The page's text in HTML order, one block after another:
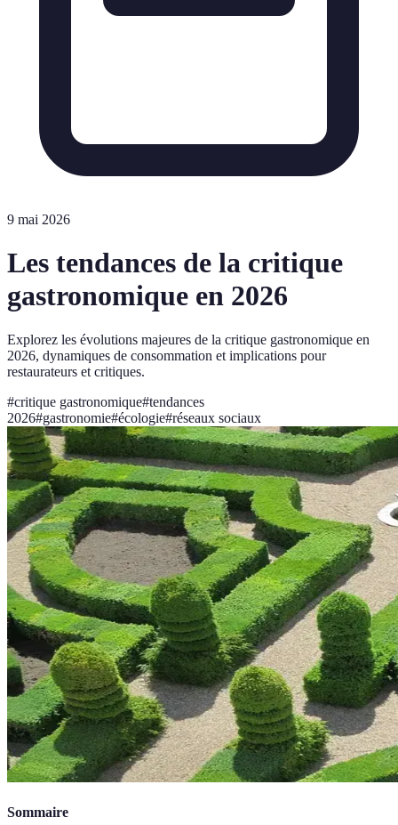
9 mai 2026
Les tendances de la critique
gastronomique en 2026
Explorez les évolutions majeures de la critique gastronomique en
2026, dynamiques de consommation et implications pour
restaurateurs et critiques.
#critique gastronomique#tendances
2026#gastronomie#écologie#réseaux sociaux
Sommaire